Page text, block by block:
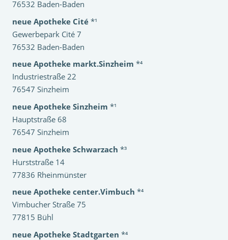
76532 Baden-Baden
neue Apotheke Cité *¹
Gewerbepark Cité 7
76532 Baden-Baden
neue Apotheke markt.Sinzheim *⁴
Industriestraße 22
76547 Sinzheim
neue Apotheke Sinzheim *¹
Hauptstraße 68
76547 Sinzheim
neue Apotheke Schwarzach *³
Hurststraße 14
77836 Rheinmünster
neue Apotheke center.Vimbuch *⁴
Vimbucher Straße 75
77815 Bühl
neue Apotheke Stadtgarten *⁴